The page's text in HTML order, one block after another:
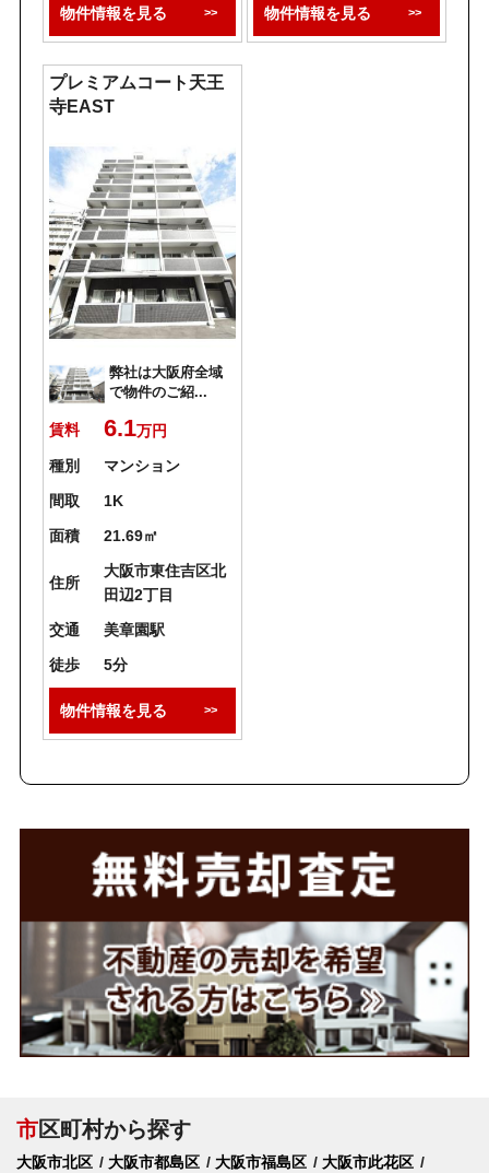
物件情報を見る 物件情報を見る
プレミアムコート天王
寺EAST
弊社は大阪府全域
で物件のご紹...
賃料 6.1万円
種別
マンション
間取
1K
面積
21.69㎡
住所
大阪市東住吉区北
田辺2丁目
交通
美章園駅
徒歩
5分
物件情報を見る
市区町村から探す
大阪市北区 大阪市都島区 大阪市福島区 大阪市此花区